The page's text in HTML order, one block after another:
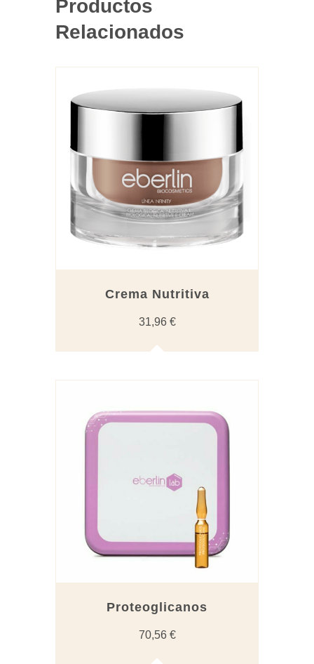
Productos
Relacionados
Crema Nutritiva
31,96 €
Proteoglicanos
70,56 €